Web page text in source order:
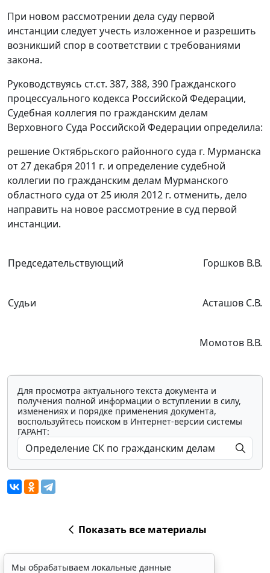
При новом рассмотрении дела суду первой
инстанции следует учесть изложенное и разрешить
возникший спор в соответствии с требованиями
закона.
Руководствуясь ст.ст. 387, 388, 390 Гражданского
процессуального кодекса Российской Федерации,
Судебная коллегия по гражданским делам
Верховного Суда Российской Федерации определила:
решение Октябрьского районного суда г. Мурманска
от 27 декабря 2011 г. и определение судебной
коллегии по гражданским делам Мурманского
областного суда от 25 июля 2012 г. отменить, дело
направить на новое рассмотрение в суд первой
инстанции.
Председательствующий Горшков В.В.
Судьи Асташов С.В.
Момотов В.В.
Для просмотра актуального текста документа и
получения полной информации о вступлении в силу,
изменениях и порядке применения документа,
воспользуйтесь поиском в Интернет-версии системы
ГАРАНТ:
Показать все материалы
Мы обрабатываем локальные данные